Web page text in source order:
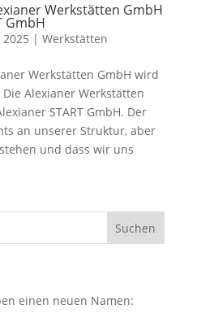
Werkstätten GmbH
GmbH
2025 | Werkstätten
Werkstätten GmbH wird
Die Alexianer Werkstätten
START GmbH. Der
an unserer Struktur, aber
und dass wir uns
einen neuen Namen: